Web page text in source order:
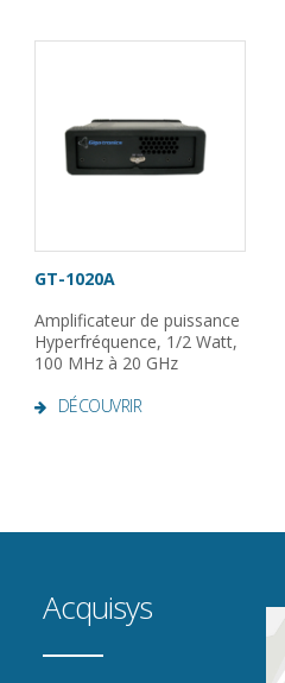
GT-1020A
Amplificateur de puissance
Hyperfréquence, 1/2 Watt,
100 MHz à 20 GHz
DÉCOUVRIR
Acquisys